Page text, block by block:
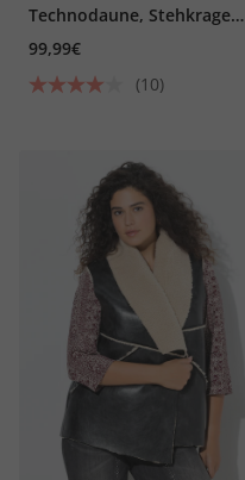
Technodaune, Stehkragen,
bis 8 XL
99,99€
(10)